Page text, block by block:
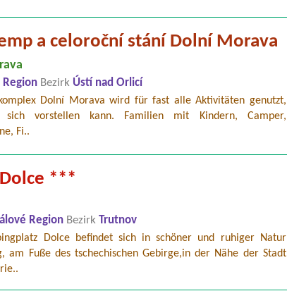
a celoroční stání Dolní Morava
Region Bezirk Ústí nad Orlicí
Dolní Morava wird für fast alle Aktivitäten genutzt,
vorstellen kann. Familien mit Kindern, Camper,
Fi..
***
Region Bezirk Trutnov
Dolce befindet sich in schöner und ruhiger Natur
am Fuße des tschechischen Gebirge,in der Nähe der Stadt